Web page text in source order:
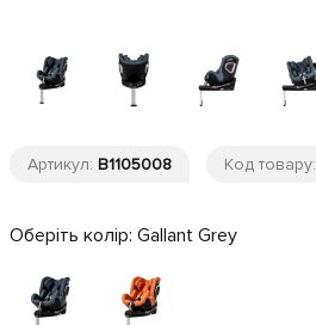
Артикул: B1105008 Код товару:
Оберіть колір: Gallant Grey